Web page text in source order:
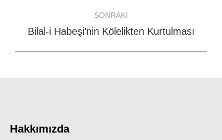
SONRAKI
Next
Bilal-i Habeşi’nin Kölelikten Kurtulması
Hakkımızda